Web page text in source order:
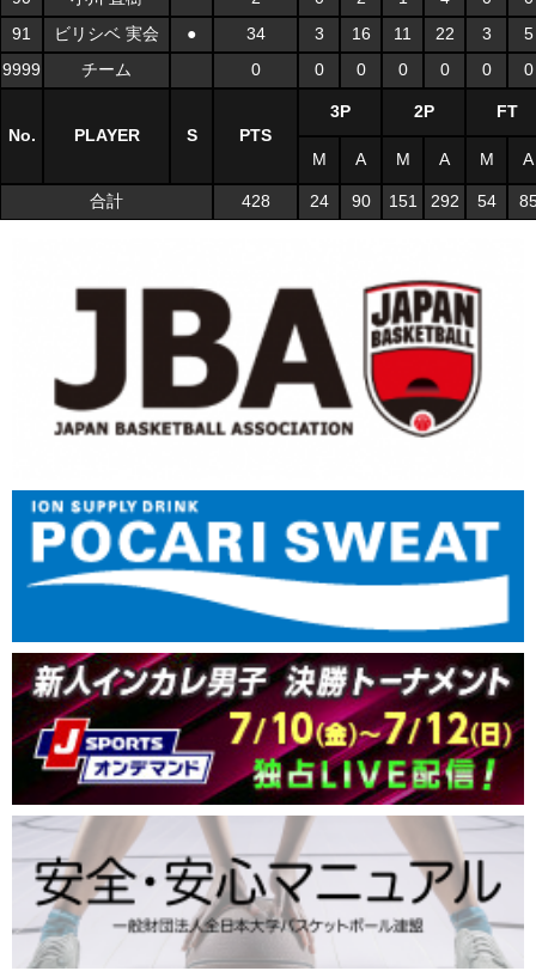
91
ビリシベ 実会 ● 34 3 16 11 22 3
5
9999
チーム 0 0 0 0 0 0 0
No. PLAYER S PTS
3P 2P FT
M A M A M A
合計 428 24 90 151 292 54